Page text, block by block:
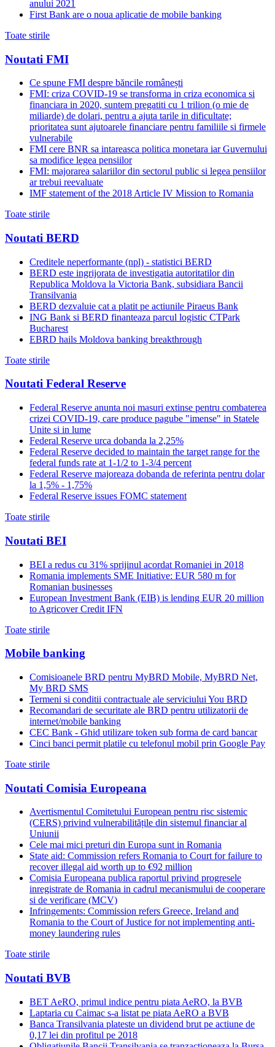
anului 2021
First Bank are o noua aplicatie de mobile banking
Toate stirile
Noutati FMI
Ce spune FMI despre băncile românești
FMI: criza COVID-19 se transforma in criza economica si
financiara in 2020, suntem pregatiti cu 1 trilion (o mie de
miliarde) de dolari, pentru a ajuta tarile in dificultate;
prioritatea sunt ajutoarele financiare pentru familiile si firmele
vulnerabile
FMI cere BNR sa intareasca politica monetara iar Guvernului
sa modifice legea pensiilor
FMI: majorarea salariilor din sectorul public si legea pensiilor
ar trebui reevaluate
IMF statement of the 2018 Article IV Mission to Romania
Toate stirile
Noutati BERD
Creditele neperformante (npl) - statistici BERD
BERD este ingrijorata de investigatia autoritatilor din
Republica Moldova la Victoria Bank, subsidiara Bancii
Transilvania
BERD dezvaluie cat a platit pe actiunile Piraeus Bank
ING Bank si BERD finanteaza parcul logistic CTPark
Bucharest
EBRD hails Moldova banking breakthrough
Toate stirile
Noutati Federal Reserve
Federal Reserve anunta noi masuri extinse pentru combaterea
crizei COVID-19, care produce pagube "imense" in Statele
Unite si in lume
Federal Reserve urca dobanda la 2,25%
Federal Reserve decided to maintain the target range for the
federal funds rate at 1-1/2 to 1-3/4 percent
Federal Reserve majoreaza dobanda de referinta pentru dolar
la 1,5% - 1,75%
Federal Reserve issues FOMC statement
Toate stirile
Noutati BEI
BEI a redus cu 31% sprijinul acordat Romaniei in 2018
Romania implements SME Initiative: EUR 580 m for
Romanian businesses
European Investment Bank (EIB) is lending EUR 20 million
to Agricover Credit IFN
Toate stirile
Mobile banking
Comisioanele BRD pentru MyBRD Mobile, MyBRD Net,
My BRD SMS
Termeni si conditii contractuale ale serviciului You BRD
Recomandari de securitate ale BRD pentru utilizatorii de
internet/mobile banking
CEC Bank - Ghid utilizare token sub forma de card bancar
Cinci banci permit platile cu telefonul mobil prin Google Pay
Toate stirile
Noutati Comisia Europeana
Avertismentul Comitetului European pentru risc sistemic
(CERS) privind vulnerabilitățile din sistemul financiar al
Uniunii
Cele mai mici preturi din Europa sunt in Romania
State aid: Commission refers Romania to Court for failure to
recover illegal aid worth up to €92 million
Comisia Europeana publica raportul privind progresele
inregistrate de Romania in cadrul mecanismului de cooperare
si de verificare (MCV)
Infringements: Commission refers Greece, Ireland and
Romania to the Court of Justice for not implementing anti-
money laundering rules
Toate stirile
Noutati BVB
BET AeRO, primul indice pentru piata AeRO, la BVB
Laptaria cu Caimac s-a listat pe piata AeRO a BVB
Banca Transilvania plateste un dividend brut pe actiune de
0,17 lei din profitul pe 2018